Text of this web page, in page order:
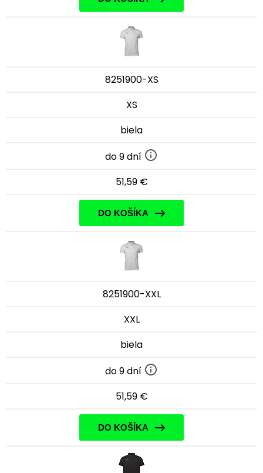
8251900-XS
XS
biela
do 9 dní
51,59 €
DO KOŠÍKA
8251900-XXL
XXL
biela
do 9 dní
51,59 €
DO KOŠÍKA